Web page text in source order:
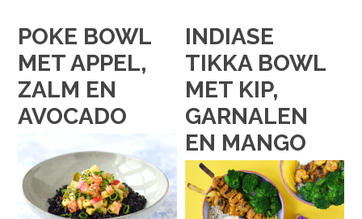
POKE BOWL
MET APPEL,
ZALM EN
AVOCADO
INDIASE
TIKKA BOWL
MET KIP,
GARNALEN
EN MANGO